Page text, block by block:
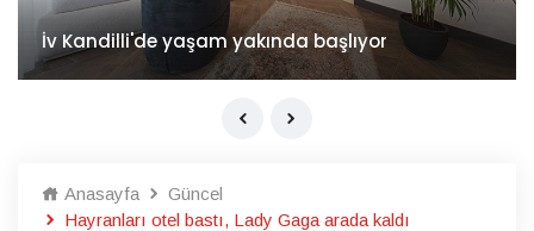
İv Kandilli'de yaşam yakında başlıyor
Anasayfa
Güncel
Hayranları otel bastı, Lady Gaga arada kaldı